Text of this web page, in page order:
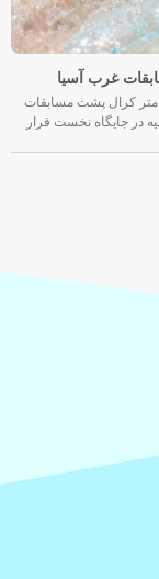
شناگر تیم ملی ایران، در دور مقدماتی ماده ۵۰ متر کرال پشت مسابقات